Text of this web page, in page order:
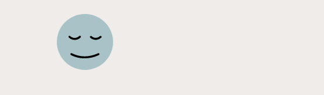
Navegación principal